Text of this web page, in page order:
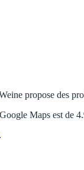
propose des
Maps est de
.